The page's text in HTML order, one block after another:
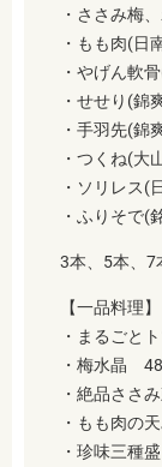
・ ささみ梅
・ もも肉(日
・ やげん軟
・ せせり(錦
・ 手羽先(錦
・ つくね(大
・ ソリレス(
・ ふりそで(
3本、5本、7
【一品料理】
・ まるごと
・ 梅水晶
・ 絶品ささ
・ もも肉の
・ 珍味三種